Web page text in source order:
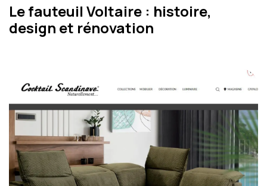
Le fauteuil Voltaire : histoire,
design et rénovation